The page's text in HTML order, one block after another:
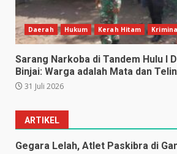
Daerah Hukum Kerah Hitam
Sarang Narkoba di Tandem Hulu I
Binjai: Warga adalah Mata dan
31 Juli 2026
ARTIKEL
Gegara Lelah, Atlet Paskibra di